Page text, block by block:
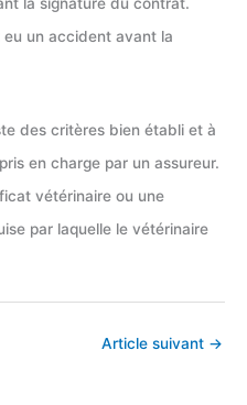
eu un accident avant la
des critères bien établi et à
en charge par un assureur.
vétérinaire ou une
par laquelle le vétérinaire
Article suivant →